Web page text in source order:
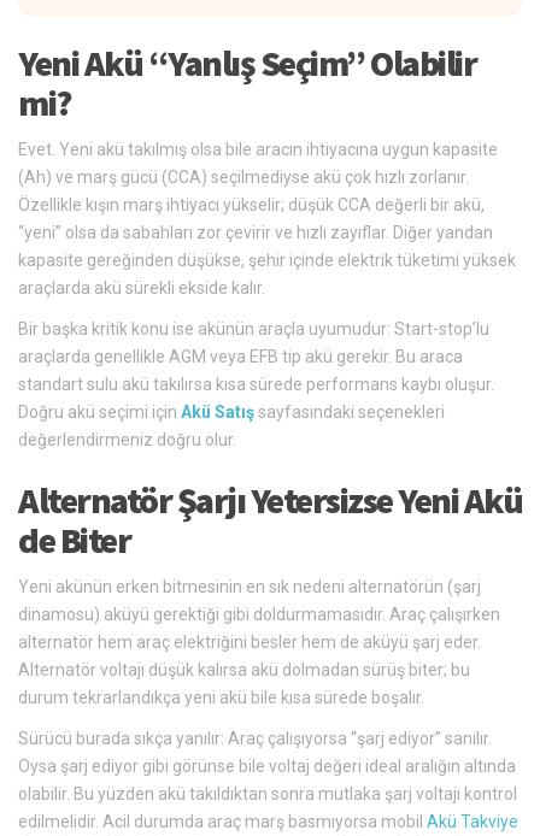
Yeni Akü “Yanlış Seçim” Olabilir
mi?
Evet. Yeni akü takılmış olsa bile aracın ihtiyacına uygun kapasite
(Ah) ve marş gücü (CCA) seçilmediyse akü çok hızlı zorlanır.
Özellikle kışın marş ihtiyacı yükselir; düşük CCA değerli bir akü,
“yeni” olsa da sabahları zor çevirir ve hızlı zayıflar. Diğer yandan
kapasite gereğinden düşükse, şehir içinde elektrik tüketimi yüksek
araçlarda akü sürekli ekside kalır.
Bir başka kritik konu ise akünün araçla uyumudur: Start-stop’lu
araçlarda genellikle AGM veya EFB tip akü gerekir. Bu araca
standart sulu akü takılırsa kısa sürede performans kaybı oluşur.
Doğru akü seçimi için Akü Satışsayfasındaki seçenekleri
değerlendirmeniz doğru olur.
Alternatör Şarjı Yetersizse Yeni Akü
de Biter
Yeni akünün erken bitmesinin en sık nedeni alternatörün (şarj
dinamosu) aküyü gerektiği gibi doldurmamasıdır. Araç çalışırken
alternatör hem araç elektriğini besler hem de aküyü şarj eder.
Alternatör voltajı düşük kalırsa akü dolmadan sürüş biter; bu
durum tekrarlandıkça yeni akü bile kısa sürede boşalır.
Sürücü burada sıkça yanılır: Araç çalışıyorsa “şarj ediyor” sanılır.
Oysa şarj ediyor gibi görünse bile voltaj değeri ideal aralığın altında
olabilir. Bu yüzden akü takıldıktan sonra mutlaka şarj voltajı kontrol
edilmelidir. Acil durumda araç marş basmıyorsa mobil Akü Takviye